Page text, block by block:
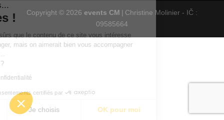
Copyright © 2026 events CM | Christine Molinier - IČ :
09585664
nous...
!
d'être sûrs que le contenu de ce site vous intéresse
déranger, mais on aimerait bien vous accompagner
visite...
vous ?
de confidentialité
Consentements certifiés par
OK pour moi